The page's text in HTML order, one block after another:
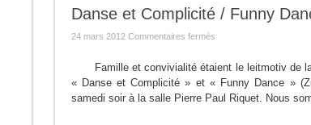
Danse et Complicité / Funny
24 mars 2012 Commentaires ferméssur
Complicité
Funny
Dance
unies
Famille et convivialité étaient le leitmotiv de
« Danse et Complicité » et « Funny Dance »
samedi soir à la salle Pierre Paul Riquet. Nous